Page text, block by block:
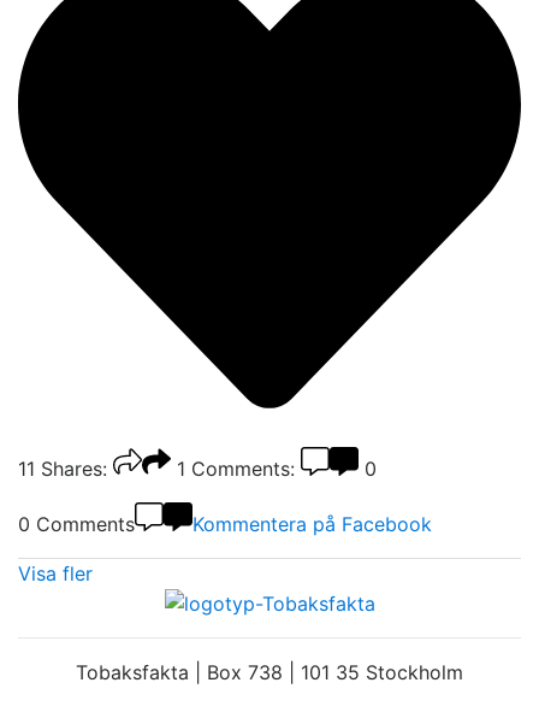
11 Shares: 1 Comments: 0
0 Comments Kommentera på Facebook
Visa fler
Tobaksfakta | Box 738 | 101 35 Stockholm